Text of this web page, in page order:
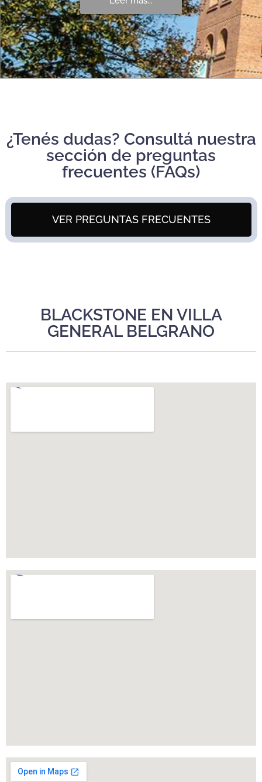
¿Tenés dudas? Consultá nuestra
sección de preguntas
frecuentes (FAQs)
VER PREGUNTAS FRECUENTES
BLACKSTONE EN VILLA
GENERAL BELGRANO